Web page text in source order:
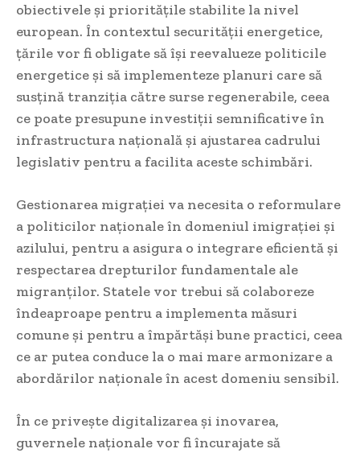
obiectivele și prioritățile stabilite la nivel
european. În contextul securității energetice,
țările vor fi obligate să își reevalueze politicile
energetice și să implementeze planuri care să
susțină tranziția către surse regenerabile, ceea
ce poate presupune investiții semnificative în
infrastructura națională și ajustarea cadrului
legislativ pentru a facilita aceste schimbări.
Gestionarea migrației va necesita o reformulare
a politicilor naționale în domeniul imigrației și
azilului, pentru a asigura o integrare eficientă și
respectarea drepturilor fundamentale ale
migranților. Statele vor trebui să colaboreze
îndeaproape pentru a implementa măsuri
comune și pentru a împărtăși bune practici, ceea
ce ar putea conduce la o mai mare armonizare a
abordărilor naționale în acest domeniu sensibil.
În ce privește digitalizarea și inovarea,
guvernele naționale vor fi încurajate să